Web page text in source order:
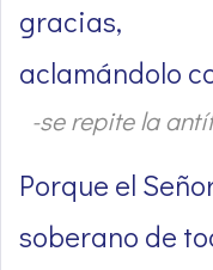
gracias,
aclamándolo
-se repite la
Porque el
soberano de